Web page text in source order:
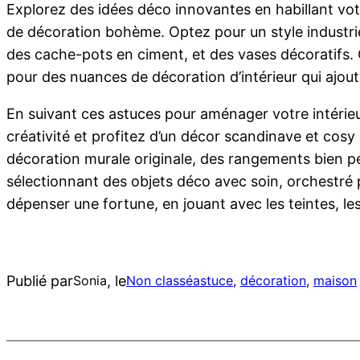
Explorez des idées déco innovantes en habillant
de décoration bohème. Optez pour un style
des cache-pots en ciment, et des vases
pour des nuances de décoration d’intérieur qui
En suivant ces astuces pour aménager votre
créativité et profitez d’un décor scandinave et
décoration murale originale, des rangements bien
sélectionnant des objets déco avec soin, orchestré
dépenser une fortune, en jouant avec les teintes,
Publié parSonia, leNon classéastuce, décoration, maison